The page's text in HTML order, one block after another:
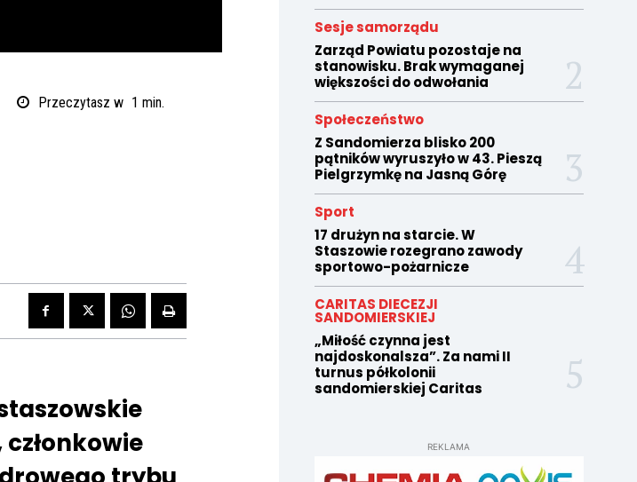
Przeczytasz w 1 min.
Sesje samorządu
Zarząd Powiatu pozostaje na
stanowisku. Brak wymaganej
większości do odwołania
Społeczeństwo
Z Sandomierza blisko 200
pątników wyruszyło w 43. Pieszą
Pielgrzymkę na Jasną Górę
Sport
17 drużyn na starcie. W
Staszowie rozegrano zawody
sportowo-pożarnicze
CARITAS DIECEZJI
SANDOMIERSKIEJ
„Miłość czynna jest
najdoskonalsza”. Za nami II
turnus półkolonii
sandomierskiej Caritas
REKLAMA